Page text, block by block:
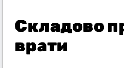
Складово
врати